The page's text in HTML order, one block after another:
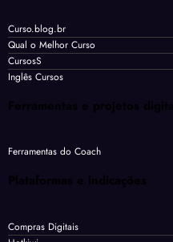
Curso.blog.br
Qual o Melhor Curso
CursosS
Inglês Cursos
Ferramentas e projetos
Ferramentas do Coach
Plataformas e indicações
Compras Digitais